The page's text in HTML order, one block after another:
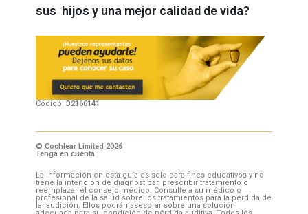
sus hijos y una mejor calidad de vida?
Código:D2166141
© Cochlear Limited 2026
Tenga en cuenta
La información en esta guía es solo para fines educativos y no
tiene la intención de diagnosticar, prescribir tratamiento o
reemplazar el consejo médico. Consulte a su médico o
profesional de la salud sobre los tratamientos para la pérdida de
la audición. Ellos podrán asesorar sobre una solución